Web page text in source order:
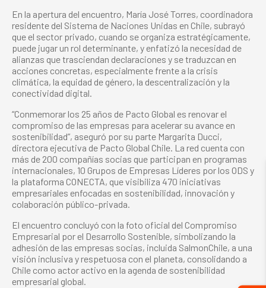
En la apertura del encuentro, María José Torres, coordinadora
residente del Sistema de Naciones Unidas en Chile, subrayó
que el sector privado, cuando se organiza estratégicamente,
puede jugar un rol determinante, y enfatizó la necesidad de
alianzas que trasciendan declaraciones y se traduzcan en
acciones concretas, especialmente frente a la crisis
climática, la equidad de género, la descentralización y la
conectividad digital.
“Conmemorar los 25 años de Pacto Global es renovar el
compromiso de las empresas para acelerar su avance en
sostenibilidad”, aseguró por su parte Margarita Ducci,
directora ejecutiva de Pacto Global Chile. La red cuenta con
más de 200 compañías socias que participan en programas
internacionales, 10 Grupos de Empresas Líderes por los ODS y
la plataforma CONECTA, que visibiliza 470 iniciativas
empresariales enfocadas en sostenibilidad, innovación y
colaboración público-privada.
El encuentro concluyó con la foto oficial del Compromiso
Empresarial por el Desarrollo Sostenible, simbolizando la
adhesión de las empresas socias, incluida SalmonChile, a una
visión inclusiva y respetuosa con el planeta, consolidando a
Chile como actor activo en la agenda de sostenibilidad
empresarial global.